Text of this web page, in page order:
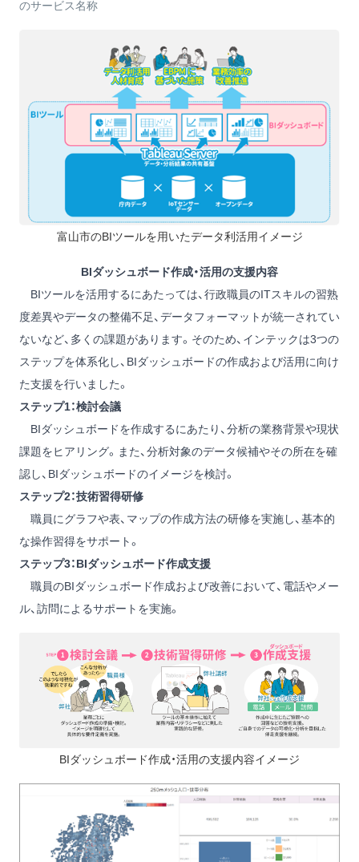
のサービス名称
富山市のBIツールを用いたデータ利活用イメージ
BIダッシュボード作成・活用の支援内容
BIツールを活用するにあたっては、行政職員のITスキルの習熟
度差異やデータの整備不足、データフォーマットが統一されてい
ないなど、多くの課題があります。そのため、インテックは3つの
ステップを体系化し、BIダッシュボードの作成および活用に向け
た支援を行いました。
ステップ1：検討会議
BIダッシュボードを作成するにあたり、分析の業務背景や現状
課題をヒアリング。また、分析対象のデータ候補やその所在を確
認し、BIダッシュボードのイメージを検討。
ステップ2：技術習得研修
職員にグラフや表、マップの作成方法の研修を実施し、基本的
な操作習得をサポート。
ステップ3：BIダッシュボード作成支援
職員のBIダッシュボード作成および改善において、電話やメー
ル、訪問によるサポートを実施。
BIダッシュボード作成・活用の支援内容イメージ